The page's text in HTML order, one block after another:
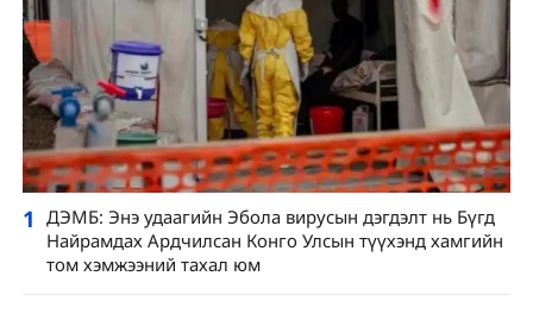
1 ДЭМБ: Энэ удаагийн Эбола вирусын дэгдэлт нь Бүгд
Найрамдах Ардчилсан Конго Улсын түүхэнд хамгийн
том хэмжээний тахал юм